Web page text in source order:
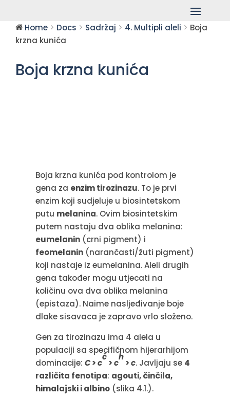
Home Docs Sadržaj 4. Multipli aleli
Boja
krzna kunića
Boja krzna kunića
Boja krzna kunića pod kontrolom je
gena za enzim tirozinazu. To je prvi
enzim koji sudjeluje u biosintetskom
putu melanina. Ovim biosintetskim
putem nastaju dva oblika melanina:
eumelanin(crni pigment) i
feomelanin(narančasti/žuti pigment)
koji nastaje iz eumelanina. Aleli drugih
gena također mogu utjecati na
količinu ova dva oblika melanina
(epistaza). Naime nasljeđivanje boje
dlake sisavaca je zapravo vrlo složeno.
Gen za tirozinazu ima 4 alela u
populaciji sa specifičnom hijerarhijom
dominacije: C>c
č
>c
h
>c. Javljaju se 4
različita fenotipa: agouti, činčila,
himalajski i albino(slika 4.1.).